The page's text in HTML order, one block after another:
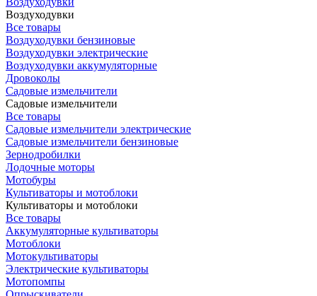
Воздуходувки
Все товары
Воздуходувки бензиновые
Воздуходувки электрические
Воздуходувки аккумуляторные
Дровоколы
Садовые измельчители
Садовые измельчители
Все товары
Садовые измельчители электрические
Садовые измельчители бензиновые
Зернодробилки
Лодочные моторы
Мотобуры
Культиваторы и мотоблоки
Культиваторы и мотоблоки
Все товары
Аккумуляторные культиваторы
Мотоблоки
Мотокультиваторы
Электрические культиваторы
Мотопомпы